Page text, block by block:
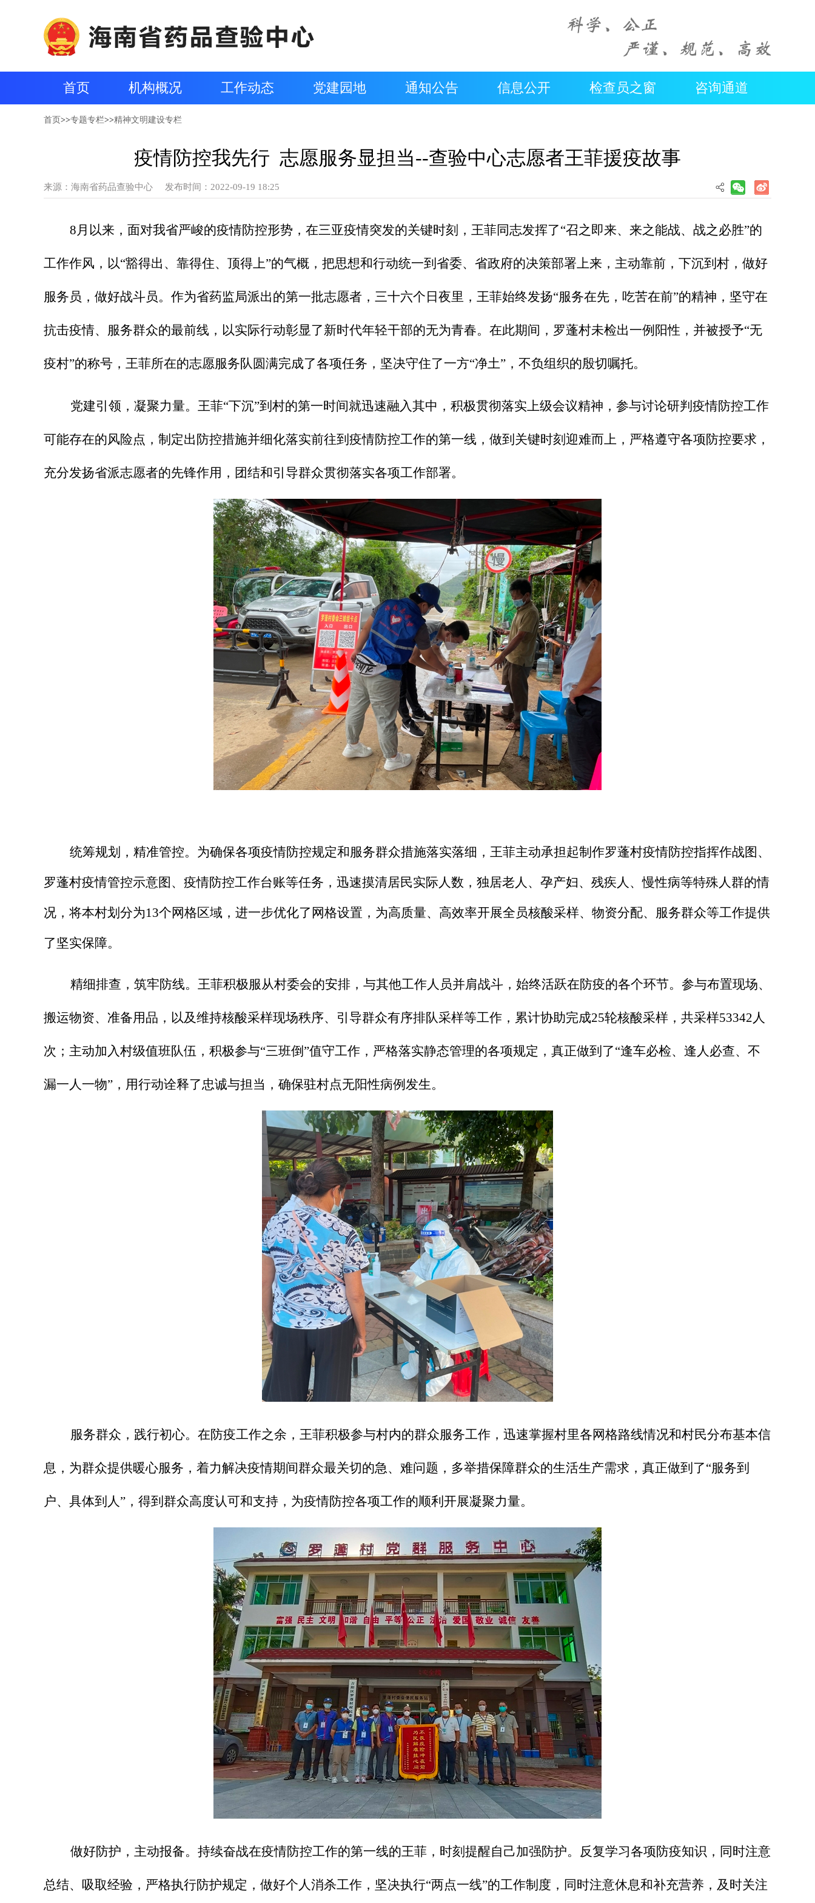
首页 机构概况 工作动态 党建园地 通知公告 信息公开 检查员之窗 咨询通道
首页 >>专题专栏>>精神文明建设专栏
疫情防控我先行 志愿服务显担当--查验中心志愿者王菲援疫故事
来源： 海南省药品查验中心 发布时间：2022-09-19 18:25
8月以来，面对我省严峻的疫情防控形势，在三亚疫情突发的关键时刻，王菲同志发挥了“召之即来、来之能战、战之必胜”的
工作作风，以“豁得出、靠得住、顶得上”的气概，把思想和行动统一到省委、省政府的决策部署上来，主动靠前，下沉到村，做好
服务员，做好战斗员。作为省药监局派出的第一批志愿者，三十六个日夜里，王菲始终发扬“服务在先，吃苦在前”的精神，坚守在
抗击疫情、服务群众的最前线，以实际行动彰显了新时代年轻干部的无为青春。在此期间，罗蓬村未检出一例阳性，并被授予“无
疫村”的称号，王菲所在的志愿服务队圆满完成了各项任务，坚决守住了一方“净土”，不负组织的殷切嘱托。
党建引领，凝聚力量。 王菲“下沉”到村的第一时间就迅速融入其中，积极贯彻落实上级会议精神，参与讨论研判疫情防控工作
可能存在的风险点，制定出防控措施并细化落实前往到疫情防控工作的第一线，做到关键时刻迎难而上，严格遵守各项防控要求，
充分发扬省派志愿者的先锋作用，团结和引导群众贯彻落实各项工作部署。
统筹规划，精准管控。 为确保各项疫情防控规定和服务群众措施落实落细，王菲主动承担起制作罗蓬村疫情防控指挥作战图、
罗蓬村疫情管控示意图、疫情防控工作台账等任务，迅速摸清居民实际人数，独居老人、孕产妇、残疾人、慢性病等特殊人群的情
况，将本村划分为13个网格区域，进一步优化了网格设置，为高质量、高效率开展全员核酸采样、物资分配、服务群众等工作提供
了坚实保障。
精细排查，筑牢防线。 王菲积极服从村委会的安排，与其他工作人员并肩战斗，始终活跃在防疫的各个环节。参与布置现场、
搬运物资、准备用品，以及维持核酸采样现场秩序、引导群众有序排队采样等工作，累计协助完成25轮核酸采样，共采样53342人
次；主动加入村级值班队伍，积极参与“三班倒”值守工作，严格落实静态管理的各项规定，真正做到了“逢车必检、逢人必查、不
漏一人一物”，用行动诠释了忠诚与担当，确保驻村点无阳性病例发生。
服务群众，践行初心。 在防疫工作之余，王菲积极参与村内的群众服务工作，迅速掌握村里各网格路线情况和村民分布基本信
息，为群众提供暖心服务，着力解决疫情期间群众最关切的急、难问题，多举措保障群众的生活生产需求，真正做到了“服务到
户、具体到人”，得到群众高度认可和支持，为疫情防控各项工作的顺利开展凝聚力量。
做好防护，主动报备。 持续奋战在疫情防控工作的第一线的王菲，时刻提醒自己加强防护。反复学习各项防疫知识，同时注意
总结、吸取经验，严格执行防护规定，做好个人消杀工作，坚决执行“两点一线”的工作制度，同时注意休息和补充营养，及时关注